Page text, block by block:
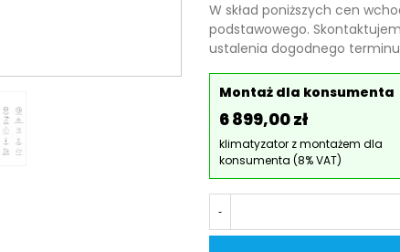
W skład poniższych cen
podstawowego.
ustalenia dogodnego
Montaż dla konsumenta
6 899,00 zł
klimatyzator z montażem dla
konsumenta (8% VAT)
-